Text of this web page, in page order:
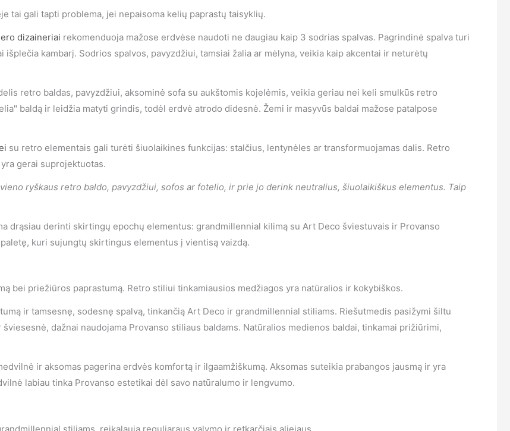
tai gali tapti problema, jei nepaisoma kelių paprastų taisyklių.
dizaineriai rekomenduoja mažose erdvėse naudoti ne daugiau kaip 3 sodrias spalvas. Pagrindinė spalva turi
kambarį. Sodrios spalvos, pavyzdžiui, tamsiai žalia ar mėlyna, veikia kaip akcentai ir neturėtų
retro baldas, pavyzdžiui, aksominė sofa su aukštomis kojelėmis, veikia geriau nei keli smulkūs retro
baldą ir leidžia matyti grindis, todėl erdvė atrodo didesnė. Žemi ir masyvūs baldai mažose patalpose
su retro elementais gali turėti šiuolaikines funkcijas: stalčius, lentynėles ar transformuojamas dalis. Retro
gerai suprojektuotas.
ryškaus retro baldo, pavyzdžiui, sofos ar fotelio, ir prie jo derink neutralius, šiuolaikiškus elementus. Taip
drąsiau derinti skirtingų epochų elementus: grandmillennial kilimą su Art Deco šviestuvais ir Provanso
kuri sujungtų skirtingus elementus į vientisą vaizdą.
bei priežiūros paprastumą. Retro stiliui tinkamiausios medžiagos yra natūralios ir kokybiškos.
ir tamsesnę, sodesnę spalvą, tinkančią Art Deco ir grandmillennial stiliams. Riešutmedis pasižymi šiltu
dažnai naudojama Provanso stiliaus baldams. Natūralios medienos baldai, tinkamai prižiūrimi,
ir aksomas pagerina erdvės komfortą ir ilgaamžiškumą. Aksomas suteikia prabangos jausmą ir yra
labiau tinka Provanso estetikai dėl savo natūralumo ir lengvumo.